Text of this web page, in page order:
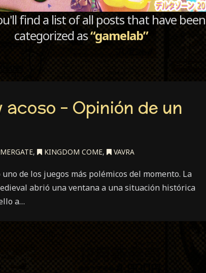
find a list of all posts that have been
categorized as“gamelab”
– Opinión de un
, KINGDOM COME, VAVRA
de los juegos más polémicos del momento. La
abrió una ventana a una situación histórica
a…